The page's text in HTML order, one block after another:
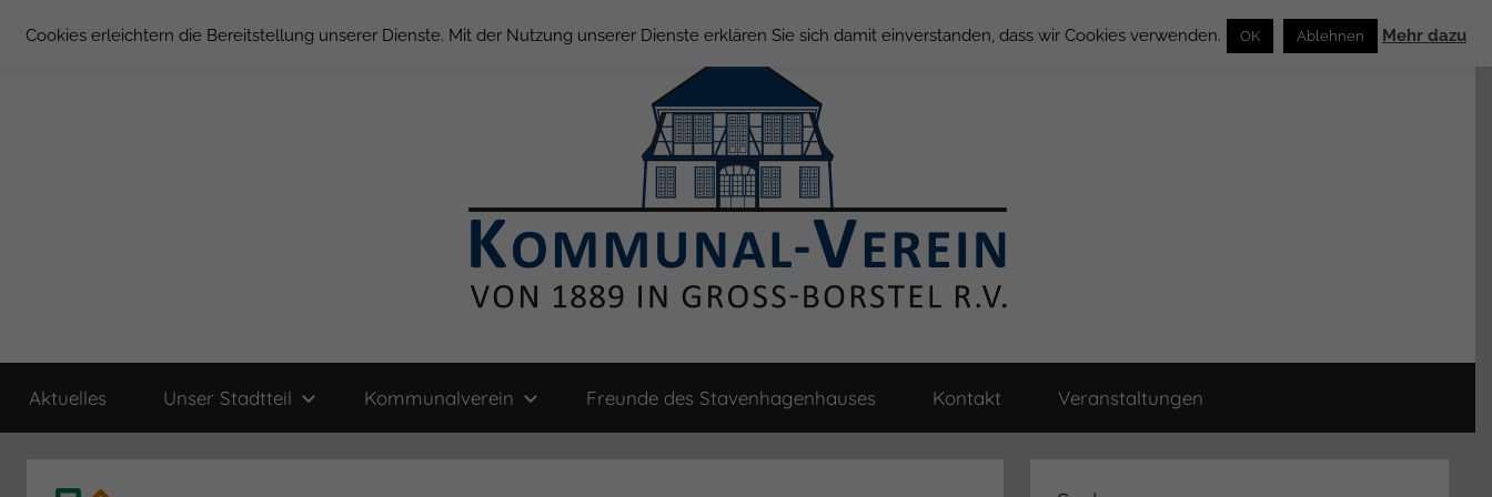
Inhalt
Groß
Borstel
Verein
von
Aktuelles Unser Stadtteil Kommunalverein Freunde des Stavenhagenhauses Kontakt Veranstaltungen
Cookies erleichtern die Bereitstellung unserer Dienste. Mit der Nutzung unserer Dienste erklären Sie sich damit einverstanden, dass wir Cookies verwenden. OK Ablehnen Mehr dazu